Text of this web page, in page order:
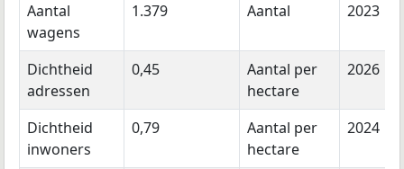
Aantal
wagens
1.379 Aantal 2023
Dichtheid
adressen
0,45
Aantal per
hectare
2026
Dichtheid
inwoners
0,79
Aantal per
hectare
2024